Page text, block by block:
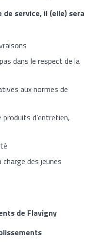
de service, il (elle) sera
dans le respect de la
aux normes de
produits d’entretien,
des jeunes
de Flavigny